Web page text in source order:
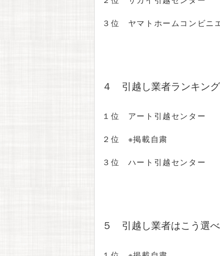
３位 ヤマトホームコンビニ
４ 引越し業者ランキン
１位 アート引越センター
２位 ※掲載自粛
３位 ハート引越センター
５ 引越し業者はこう選